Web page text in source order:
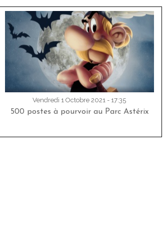
Vendredi 1 Octobre 2021 - 17:35
500 postes à pourvoir au Parc Astérix